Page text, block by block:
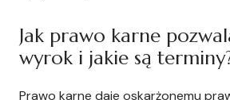
Jak prawo karne
wyrok i jakie są
Prawo karne daje oskarżonemu